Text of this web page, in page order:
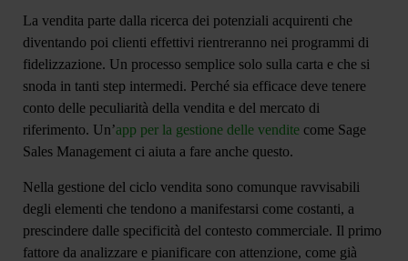
La vendita parte dalla ricerca dei potenziali acquirenti che
diventando poi clienti effettivi rientreranno nei programmi di
fidelizzazione. Un processo semplice solo sulla carta e che si
snoda in tanti step intermedi. Perché sia efficace deve tenere
conto delle peculiarità della vendita e del mercato di
riferimento. Un’app per la gestione delle vendite come Sage
Sales Management ci aiuta a fare anche questo.
Nella gestione del ciclo vendita sono comunque ravvisabili
degli elementi che tendono a manifestarsi come costanti, a
prescindere dalle specificità del contesto commerciale. Il primo
fattore da analizzare e pianificare con attenzione, come già